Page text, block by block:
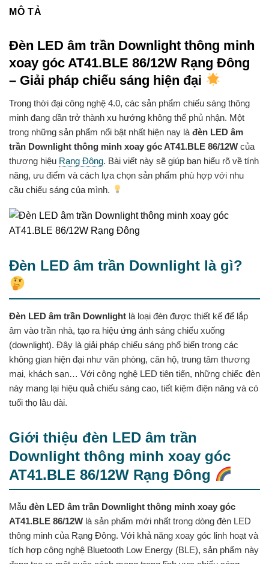
MÔ TẢ
Đèn LED âm trần Downlight thông minh
xoay góc AT41.BLE 86/12W Rạng Đông
– Giải pháp chiếu sáng hiện đại
Trong thời đại công nghệ 4.0, các sản phẩm chiếu sáng thông
minh đang dần trở thành xu hướng không thể phủ nhận. Một
trong những sản phẩm nổi bật nhất hiện nay là đèn LED âm
trần Downlight thông minh xoay góc AT41.BLE 86/12W của
thương hiệu Rạng Đông. Bài viết này sẽ giúp bạn hiểu rõ về tính
năng, ưu điểm và cách lựa chọn sản phẩm phù hợp với nhu
cầu chiếu sáng của mình.
Đèn LED âm trần Downlight là gì?
Đèn LED âm trần Downlight là loại đèn được thiết kế để lắp
âm vào trần nhà, tạo ra hiệu ứng ánh sáng chiếu xuống
(downlight). Đây là giải pháp chiếu sáng phổ biến trong các
không gian hiện đại như văn phòng, căn hộ, trung tâm thương
mại, khách sạn… Với công nghệ LED tiên tiến, những chiếc đèn
này mang lại hiệu quả chiếu sáng cao, tiết kiệm điện năng và có
tuổi thọ lâu dài.
Giới thiệu đèn LED âm trần
Downlight thông minh xoay góc
AT41.BLE 86/12W Rạng Đông
Mẫu đèn LED âm trần Downlight thông minh xoay góc
AT41.BLE 86/12W là sản phẩm mới nhất trong dòng đèn LED
thông minh của Rạng Đông. Với khả năng xoay góc linh hoạt và
tích hợp công nghệ Bluetooth Low Energy (BLE), sản phẩm này